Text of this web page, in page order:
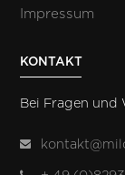
Impressum
KONTAKT
Bei Fragen und